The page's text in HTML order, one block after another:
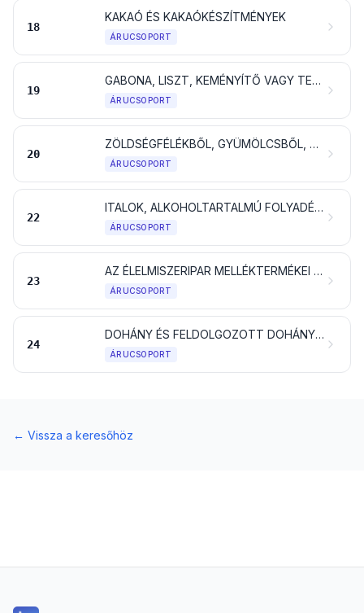
18
KAKAÓ ÉS KAKAÓKÉSZÍTMÉNYEK
ÁRUCSOPORT
19
GABONA, LISZT, KEMÉNYÍTŐ VAGY TEJ FELHASZNÁLÁSÁVAL KÉSZÜLT TERMÉKEK; CUKRÁSZATI TERMÉKEK
ÁRUCSOPORT
20
ZÖLDSÉGFÉLÉKBŐL, GYÜMÖLCSBŐL, DIÓFÉLÉKBŐL VAGY MÁS NÖVÉNYRÉSZEKBŐL ELŐÁLLÍTOTT KÉSZÍTMÉNYEK
ÁRUCSOPORT
22
ITALOK, ALKOHOLTARTALMÚ FOLYADÉKOK ÉS ECET
ÁRUCSOPORT
23
AZ ÉLELMISZERIPAR MELLÉKTERMÉKEI ÉS HULLADÉKAI; ELKÉSZÍTETT ÁLLATI TAKARMÁNY
ÁRUCSOPORT
24
DOHÁNY ÉS FELDOLGOZOTT DOHÁNYPÓTLÓK; ÉGÉS NÉLKÜLI BELÉGZÉSRE SZÁNT TERMÉKEK, NIKOTINTARTALOMMAL IS; AZ EMBERI SZERVEZETBE VALÓ NIKOTINBEVITELRE SZÁNT MÁS NIKOTINTARTALMÚ TERMÉKEK
ÁRUCSOPORT
← Vissza a keresőhöz